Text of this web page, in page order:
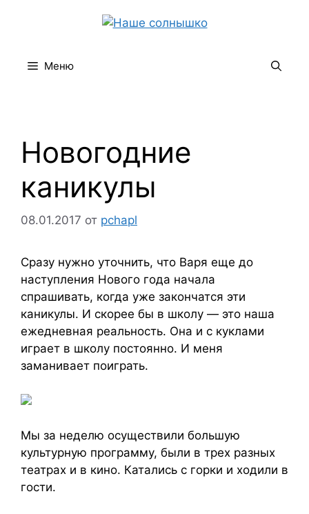
Меню
Новогодние
каникулы
08.01.2017 от pchapl
Сразу нужно уточнить, что Варя еще до
наступления Нового года начала
спрашивать, когда уже закончатся эти
каникулы. И скорее бы в школу — это наша
ежедневная реальность. Она и с куклами
играет в школу постоянно. И меня
заманивает поиграть.
Мы за неделю осуществили большую
культурную программу, были в трех разных
театрах и в кино. Катались с горки и ходили в
гости.